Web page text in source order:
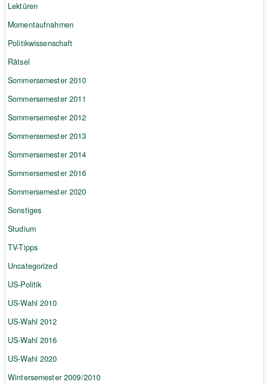
Lektüren
Momentaufnahmen
Politikwissenschaft
Rätsel
Sommersemester 2010
Sommersemester 2011
Sommersemester 2012
Sommersemester 2013
Sommersemester 2014
Sommersemester 2016
Sommersemester 2020
Sonstiges
Studium
TV-Tipps
Uncategorized
US-Politik
US-Wahl 2010
US-Wahl 2012
US-Wahl 2016
US-Wahl 2020
Wintersemester 2009/2010